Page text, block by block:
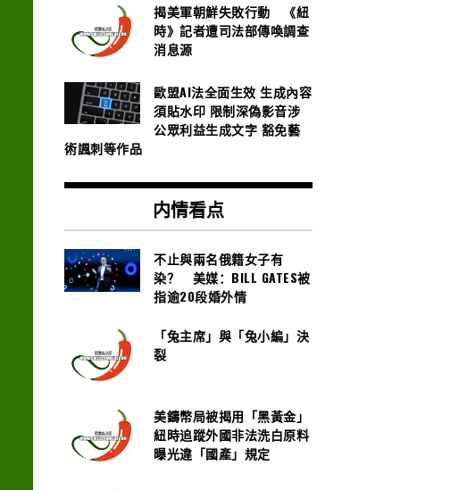
揭美軍朝鮮失敗行動 《紐
時》記者遭司法部傳喚調查
消息源
歐盟AI法全面生效 生成內容
須貼水印 限制深偽影音涉
公眾利益生成文字 豁免藝
術諷刺等作品
内情看点
不止與兩名俄籍女子有
染？ 美媒：BILL GATES被
指逾20段婚外情
「兔主席」與「兔小編」決
裂
美鑄幣局被揭用「黑黃金」
紐時追蹤外國非法洗白原料
曝光違「國產」規定